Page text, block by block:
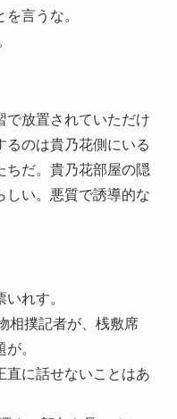
言うな。
で放置されていただけ
るのは貴乃花側にいる
ちだ。貴乃花部屋の隠
しい。悪質で誘導的な
れす。
相撲記者が、桟敷席
。
直に話せないことはあ